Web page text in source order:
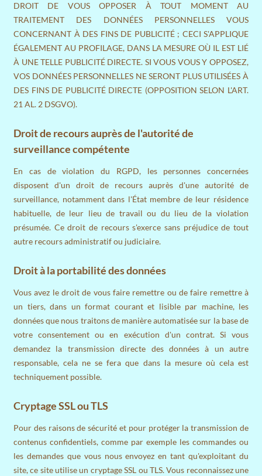
DROIT DE VOUS OPPOSER À TOUT MOMENT AU
TRAITEMENT DES DONNÉES PERSONNELLES VOUS
CONCERNANT À DES FINS DE PUBLICITÉ ; CECI S'APPLIQUE
ÉGALEMENT AU PROFILAGE, DANS LA MESURE OÙ IL EST LIÉ
À UNE TELLE PUBLICITÉ DIRECTE. SI VOUS VOUS Y OPPOSEZ,
VOS DONNÉES PERSONNELLES NE SERONT PLUS UTILISÉES À
DES FINS DE PUBLICITÉ DIRECTE (OPPOSITION SELON L'ART.
21 AL. 2 DSGVO).
Droit de recours auprès de l'autorité de
surveillance compétente
En cas de violation du RGPD, les personnes concernées
disposent d'un droit de recours auprès d'une autorité de
surveillance, notamment dans l'État membre de leur résidence
habituelle, de leur lieu de travail ou du lieu de la violation
présumée. Ce droit de recours s'exerce sans préjudice de tout
autre recours administratif ou judiciaire.
Droit à la portabilité des données
Vous avez le droit de vous faire remettre ou de faire remettre à
un tiers, dans un format courant et lisible par machine, les
données que nous traitons de manière automatisée sur la base de
votre consentement ou en exécution d'un contrat. Si vous
demandez la transmission directe des données à un autre
responsable, cela ne se fera que dans la mesure où cela est
techniquement possible.
Cryptage SSL ou TLS
Pour des raisons de sécurité et pour protéger la transmission de
contenus confidentiels, comme par exemple les commandes ou
les demandes que vous nous envoyez en tant qu'exploitant du
site, ce site utilise un cryptage SSL ou TLS. Vous reconnaissez une